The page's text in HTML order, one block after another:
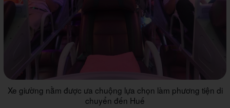
Xe giường nằm được ưa chuộng lựa chọn làm phương tiện di
chuyển đến Huế